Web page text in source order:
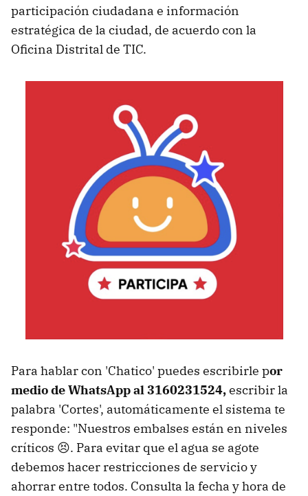
participación ciudadana e información
estratégica de la ciudad, de acuerdo con la
Oficina Distrital de TIC.
Para hablar con 'Chatico' puedes escribirle por
medio de WhatsApp al 3160231524,escribir la
palabra 'Cortes', automáticamente el sistema te
responde: "Nuestros embalses están en niveles
críticos 😣. Para evitar que el agua se agote
debemos hacer restricciones de servicio y
ahorrar entre todos. Consulta la fecha y hora de